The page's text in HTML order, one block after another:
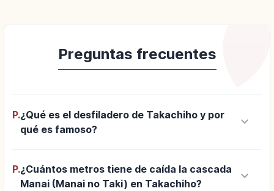
Preguntas frecuentes
P.¿Qué es el desfiladero de Takachiho y por
qué es famoso?
keyboard_arrow_down
P.¿Cuántos metros tiene de caída la cascada
Manai (Manai no Taki) en Takachiho?
keyboard_arrow_down